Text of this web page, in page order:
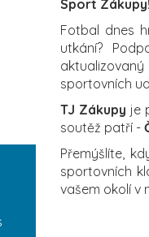
Sport Zákupy!
Fotbal dnes
utkání?
sportovních
TJ Zákupy je
soutěž patří -
Přemýšlíte,
sportovních
vašem okolí v